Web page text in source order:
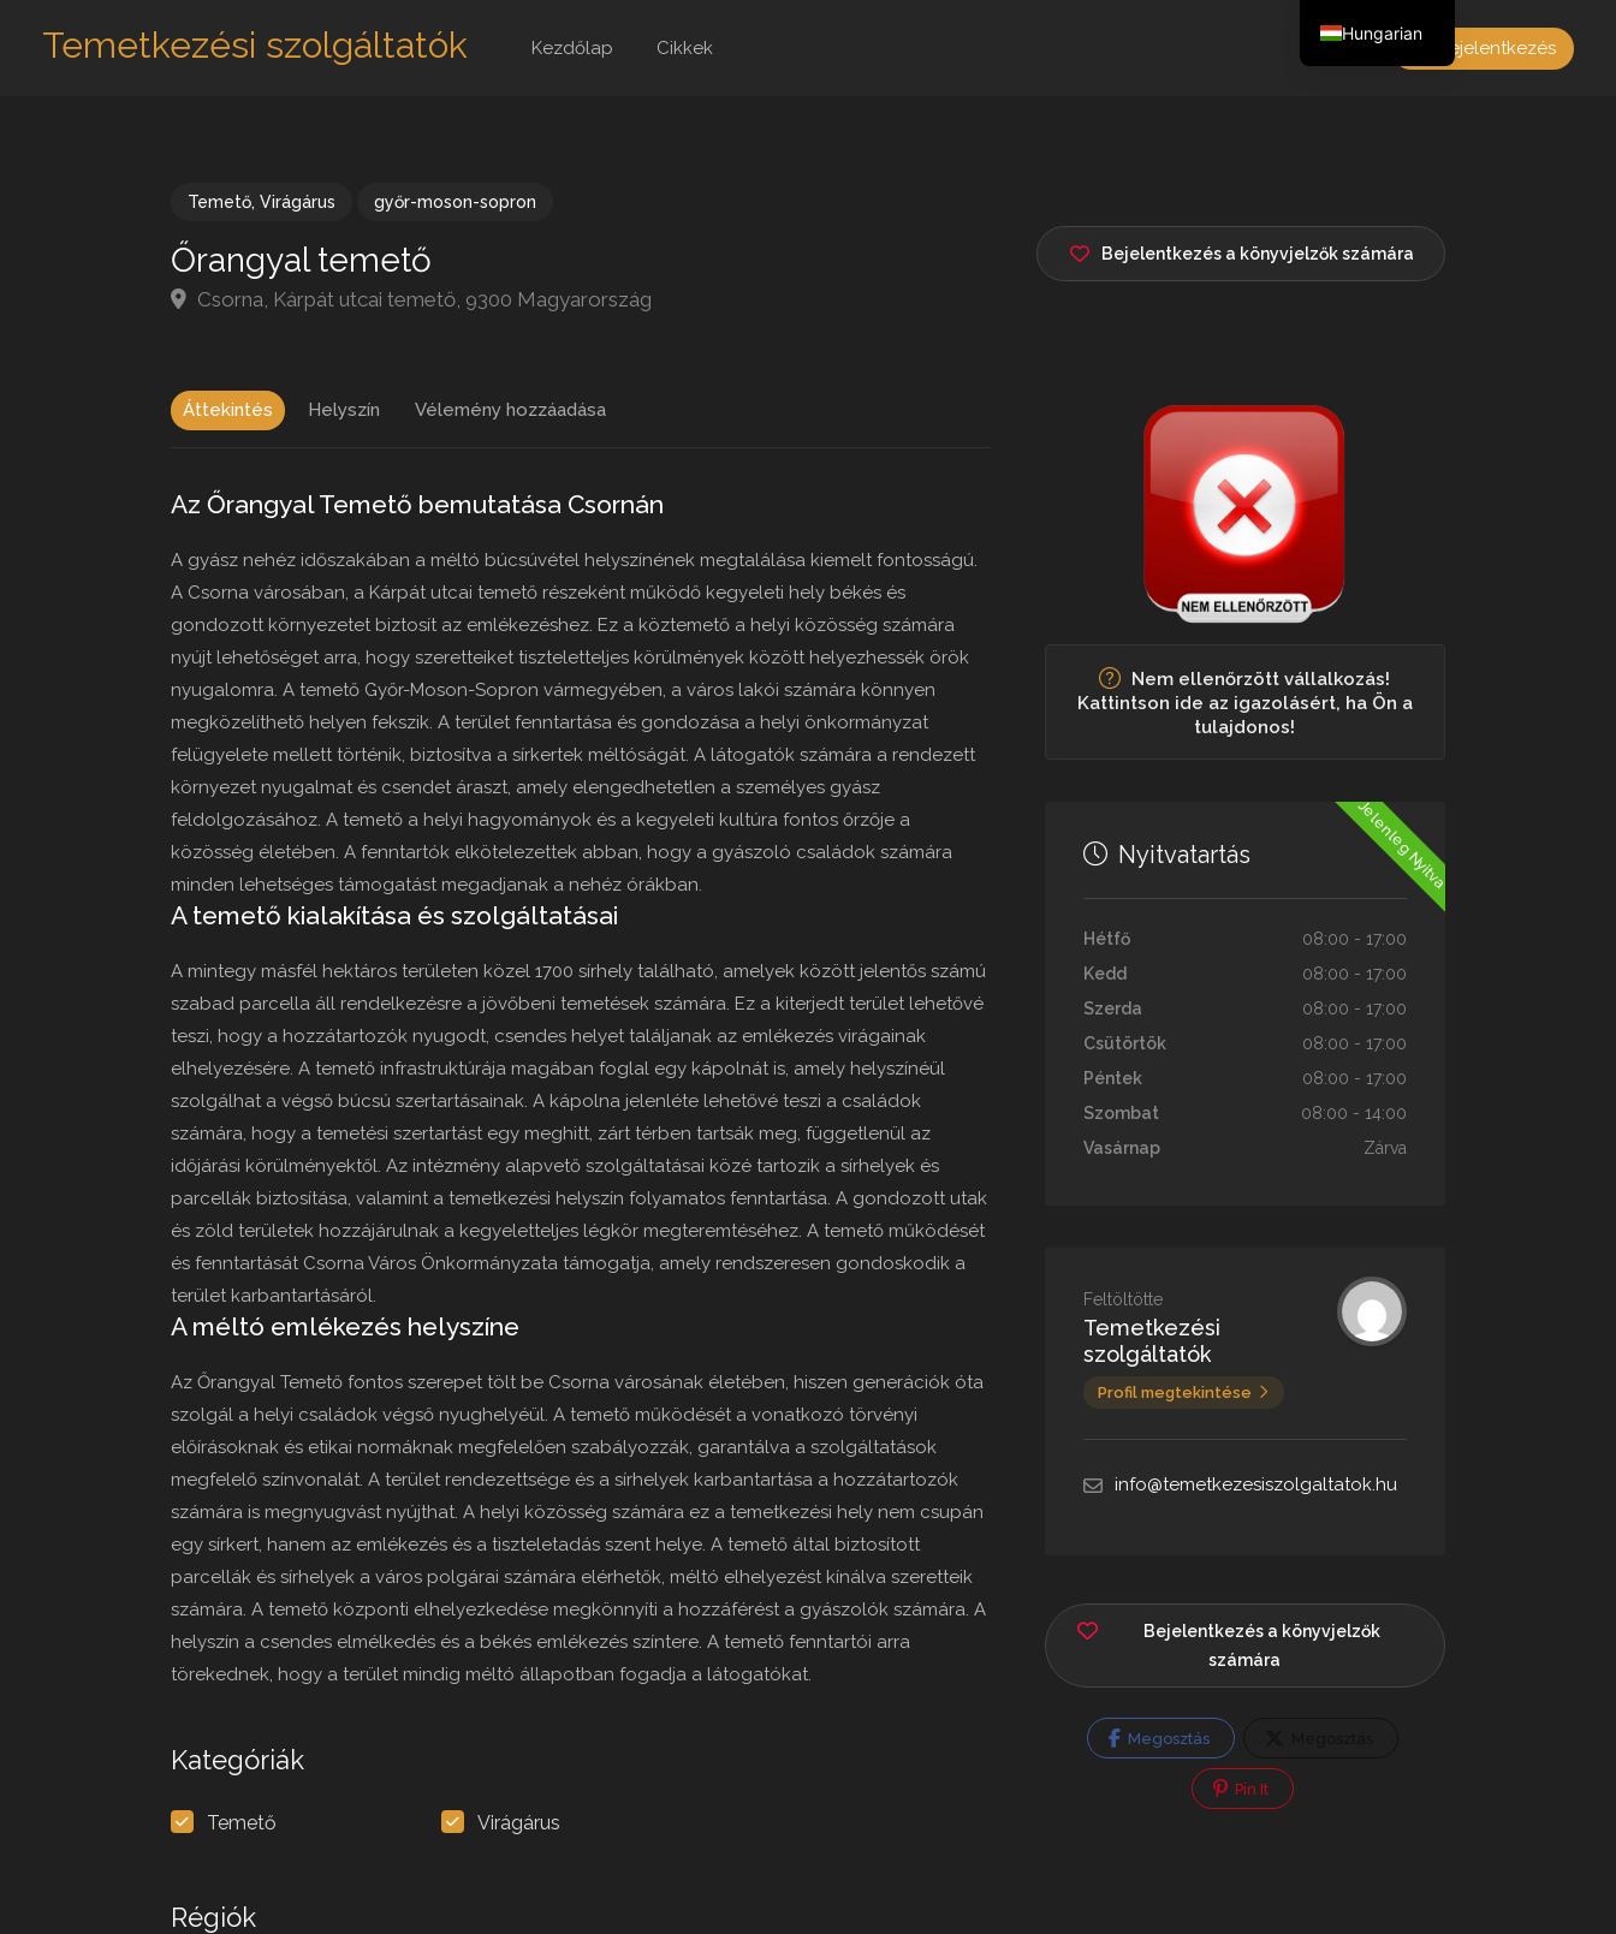
Temetkezési szolgáltatók Kezdőlap Cikkek Bejelentkezés
Temető, Virágárus győr-moson-sopron
Őrangyal temető
Csorna, Kárpát utcai temető, 9300 Magyarország
Bejelentkezés a könyvjelzők számára
Áttekintés Helyszín Vélemény hozzáadása
Az Őrangyal Temető bemutatása Csornán
A gyász nehéz időszakában a méltó búcsúvétel helyszínének megtalálása kiemelt fontosságú.
A Csorna városában, a Kárpát utcai temető részeként működő kegyeleti hely békés és
gondozott környezetet biztosít az emlékezéshez. Ez a köztemető a helyi közösség számára
nyújt lehetőséget arra, hogy szeretteiket tiszteletteljes körülmények között helyezhessék örök
nyugalomra. A temető Győr-Moson-Sopron vármegyében, a város lakói számára könnyen
megközelíthető helyen fekszik. A terület fenntartása és gondozása a helyi önkormányzat
felügyelete mellett történik, biztosítva a sírkertek méltóságát. A látogatók számára a rendezett
környezet nyugalmat és csendet áraszt, amely elengedhetetlen a személyes gyász
feldolgozásához. A temető a helyi hagyományok és a kegyeleti kultúra fontos őrzője a
közösség életében. A fenntartók elkötelezettek abban, hogy a gyászoló családok számára
minden lehetséges támogatást megadjanak a nehéz órákban.
A temető kialakítása és szolgáltatásai
A mintegy másfél hektáros területen közel 1700 sírhely található, amelyek között jelentős számú
szabad parcella áll rendelkezésre a jövőbeni temetések számára. Ez a kiterjedt terület lehetővé
teszi, hogy a hozzátartozók nyugodt, csendes helyet találjanak az emlékezés virágainak
elhelyezésére. A temető infrastruktúrája magában foglal egy kápolnát is, amely helyszínéül
szolgálhat a végső búcsú szertartásainak. A kápolna jelenléte lehetővé teszi a családok
számára, hogy a temetési szertartást egy meghitt, zárt térben tartsák meg, függetlenül az
időjárási körülményektől. Az intézmény alapvető szolgáltatásai közé tartozik a sírhelyek és
parcellák biztosítása, valamint a temetkezési helyszín folyamatos fenntartása. A gondozott utak
és zöld területek hozzájárulnak a kegyeletteljes légkör megteremtéséhez. A temető működését
és fenntartását Csorna Város Önkormányzata támogatja, amely rendszeresen gondoskodik a
terület karbantartásáról.
A méltó emlékezés helyszíne
Az Őrangyal Temető fontos szerepet tölt be Csorna városának életében, hiszen generációk óta
szolgál a helyi családok végső nyughelyéül. A temető működését a vonatkozó törvényi
előírásoknak és etikai normáknak megfelelően szabályozzák, garantálva a szolgáltatások
megfelelő színvonalát. A terület rendezettsége és a sírhelyek karbantartása a hozzátartozók
számára is megnyugvást nyújthat. A helyi közösség számára ez a temetkezési hely nem csupán
egy sírkert, hanem az emlékezés és a tiszteletadás szent helye. A temető által biztosított
parcellák és sírhelyek a város polgárai számára elérhetők, méltó elhelyezést kínálva szeretteik
számára. A temető központi elhelyezkedése megkönnyíti a hozzáférést a gyászolók számára. A
helyszín a csendes elmélkedés és a békés emlékezés színtere. A temető fenntartói arra
törekednek, hogy a terület mindig méltó állapotban fogadja a látogatókat.
Kategóriák
Temető Virágárus
Régiók
Nem ellenőrzött vállalkozás!
Kattintson ide az igazolásért, ha Ön a
tulajdonos!
Jelenleg Nyitva
Nyitvatartás
Hétfő
08:00 - 17:00
Kedd
08:00 - 17:00
Szerda
08:00 - 17:00
Csütörtök
08:00 - 17:00
Péntek
08:00 - 17:00
Szombat
08:00 - 14:00
Vasárnap
Zárva
Feltöltötte
Temetkezési
szolgáltatók
Profil megtekintése
info@temetkezesiszolgaltatok.hu
Bejelentkezés a könyvjelzők
számára
Megosztás
Pin It
Hungarian
English
French